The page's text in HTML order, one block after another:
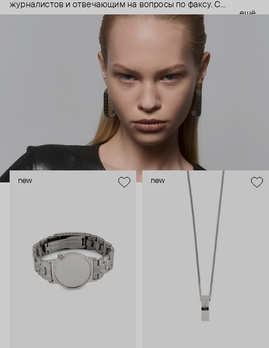
журналистов и отвечающим на вопросы по факсу. С
бутиками, не отмеченными на картах и в телефонных книгах.
С моделями, замотанными в капрон, и небрежными белыми
швами в качестве опознавательного знака. Линия MM6
появилась в 1997 году. Она состояла из базовых моделей для
повседневного гардероба. С 2014 года ММ6 курировал Джон
Гальяно, а в 2025 его сменил бельгийский модельер Гленн
Мартенс. MM6 прямо-таки опережает моду и словно
иронизирует над современным искусством, разрушая
привычные формы и стереотипы.
ещё
new new